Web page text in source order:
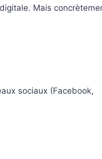
Mais
sociaux (Facebook,